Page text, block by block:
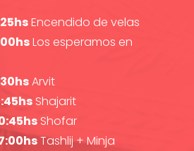
Encendido de velas
Los esperamos en
Arvit
Shajarit
Shofar
Tashlij + Minja